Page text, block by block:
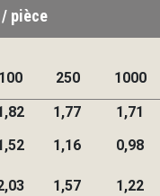
/ pièce
100 250 1000
1,77
1,71
1,16 0,98
1,57 1,22